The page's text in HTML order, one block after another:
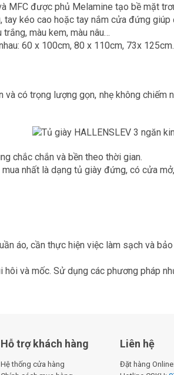
MFC được phủ Melamine tạo bề mặt
kéo cao hoặc tay nắm cửa đứng giúp
màu kem, màu nâu…
60 x 100cm, 80 x 110cm, 73x 125cm.
có trọng lượng gọn, nhẹ không
chắc chắn và bền theo thời gian.
nhất là dạng tủ giày đứng, có cửa
áo, cần thực hiện việc làm sạch và
và mốc. Sử dụng các phương pháp
Hỗ trợ khách hàng
Hệ thống cửa hàng
Liên hệ
Đặt hàng